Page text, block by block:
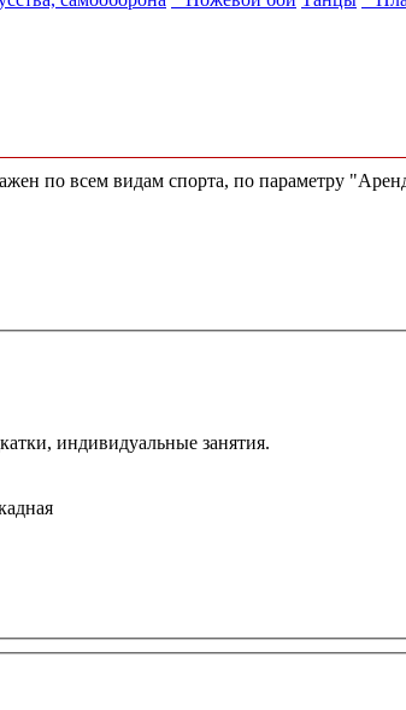
по всем видам спорта, по параметру
индивидуальные занятия.